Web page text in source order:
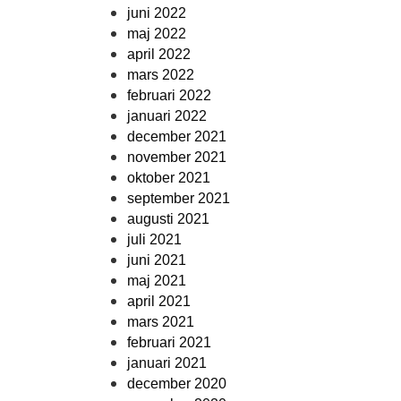
juni 2022
maj 2022
april 2022
mars 2022
februari 2022
januari 2022
december 2021
november 2021
oktober 2021
september 2021
augusti 2021
juli 2021
juni 2021
maj 2021
april 2021
mars 2021
februari 2021
januari 2021
december 2020